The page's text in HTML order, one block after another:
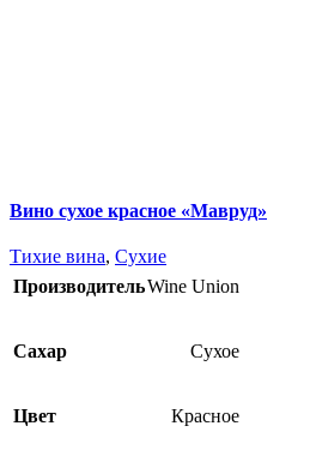
Вино сухое красное «Мавруд»
Тихие вина, Сухие
ПроизводительWine Union
Сахар Сухое
Цвет Красное